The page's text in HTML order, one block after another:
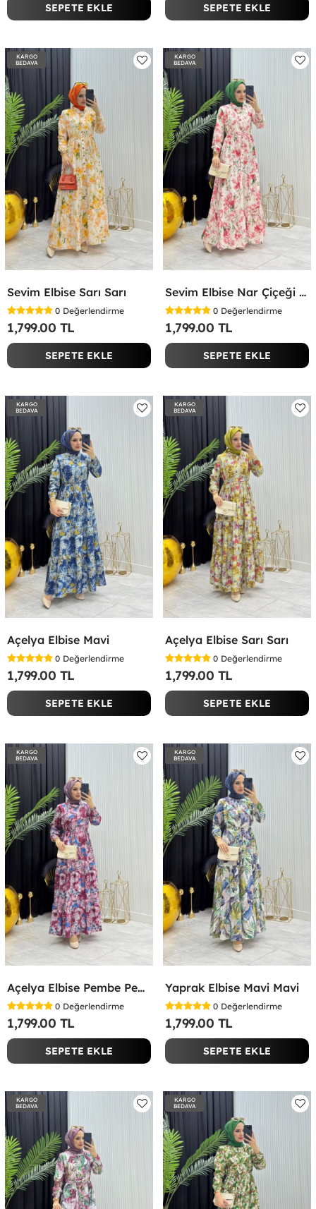
SEPETE EKLE SEPETE EKLE
KARGO
BEDAVA
Sevim Elbise Sarı Sarı
0 Değerlendirme
1,799.00 TL
SEPETE EKLE
KARGO
BEDAVA
Sevim Elbise Nar Çiçeği Nar Çiçeği
0 Değerlendirme
1,799.00 TL
SEPETE EKLE
KARGO
BEDAVA
Açelya Elbise Mavi
0 Değerlendirme
1,799.00 TL
SEPETE EKLE
KARGO
BEDAVA
Açelya Elbise Sarı Sarı
0 Değerlendirme
1,799.00 TL
SEPETE EKLE
KARGO
BEDAVA
Açelya Elbise Pembe Pembe
0 Değerlendirme
1,799.00 TL
SEPETE EKLE
KARGO
BEDAVA
Yaprak Elbise Mavi Mavi
0 Değerlendirme
1,799.00 TL
SEPETE EKLE
KARGO
BEDAVA
KARGO
BEDAVA